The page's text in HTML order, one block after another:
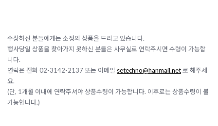
수상하신 분들에게는 소정의 상품을 드리고 있습니다.
행사당일 상품을 찾아가지 못하신 분들은 사무실로 연락주시면 수령이 가능합
니다.
연락은 전화 02-3142-2137 또는 이메일 setechno@hanmail.net로 해주세
요.
(단, 1개월 이내에 연락주셔야 상품수령이 가능합니다. 이후로는 상품수령이 불
가능합니다.)